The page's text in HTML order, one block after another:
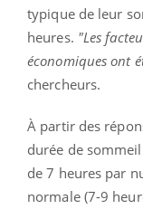
typique de leur
heures. "Les
économiques ont
chercheurs.
À partir des
durée de
de 7 heures par
normale (7-9